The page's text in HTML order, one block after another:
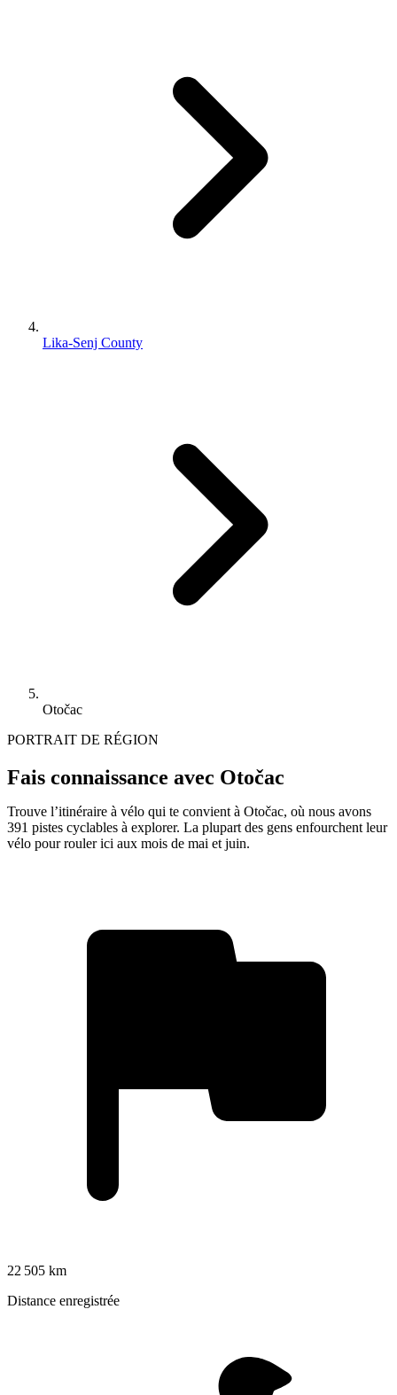
Lika-Senj County
Otočac
PORTRAIT DE RÉGION
Fais connaissance avec Otočac
Trouve l’itinéraire à vélo qui te convient à Otočac, où nous avons
391 pistes cyclables à explorer. La plupart des gens enfourchent leur
vélo pour rouler ici aux mois de mai et juin.
22 505 km
Distance enregistrée